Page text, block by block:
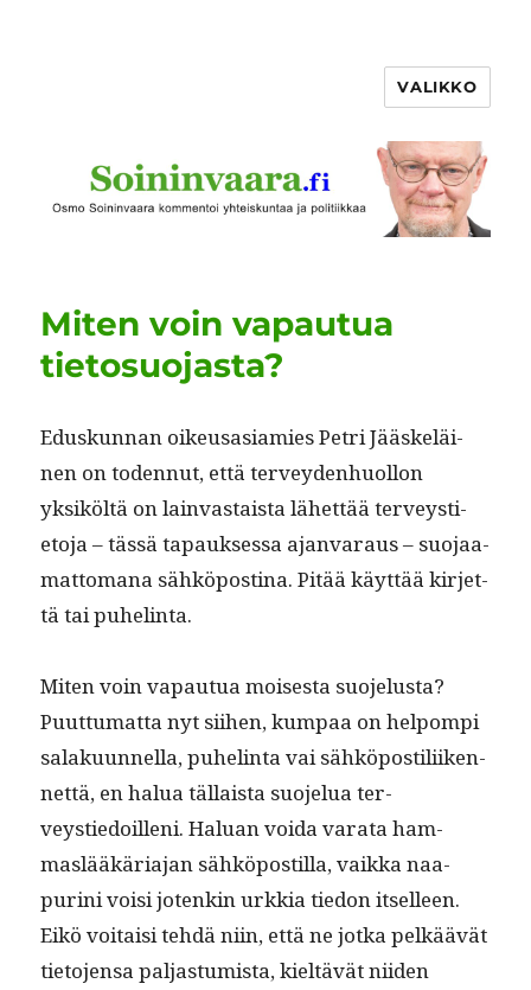
VALIKKO
Miten voin vapautua
tietosuojasta?
Eduskun­nan oikeusasi­amies Petri Jääskeläi­
nen on toden­nut, että ter­vey­den­huol­lon
yksiköltä on lain­vas­taista lähet­tää ter­veysti­
eto­ja – tässä tapauk­ses­sa ajan­va­raus – suo­jaa­
mat­tomana sähkö­posti­na. Pitää käyt­tää kir­jet­
tä tai puhelinta.
Miten voin vapau­tua moi­ses­ta suo­jelus­ta?
Puut­tumat­ta nyt siihen, kumpaa on helpom­pi
salaku­un­nel­la, puhe­lin­ta vai sähkö­pos­tili­iken­
net­tä, en halua täl­laista suo­jelua ter­
veystiedoil­leni. Halu­an voi­da vara­ta ham­
maslääkäri­a­jan sähkö­pos­til­la, vaik­ka naa­
puri­ni voisi jotenkin urkkia tiedon itselleen.
Eikö voitaisi tehdä niin, että ne jot­ka pelkäävät
tieto­jen­sa pal­jas­tu­mista, kieltävät niiden